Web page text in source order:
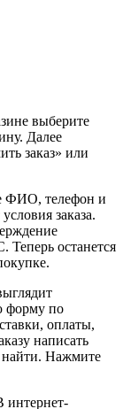
выберите
Далее
заказ» или
ФИО, телефон и
заказа.
Теперь останется
форму по
оплаты,
написать
найти. Нажмите
интернет-